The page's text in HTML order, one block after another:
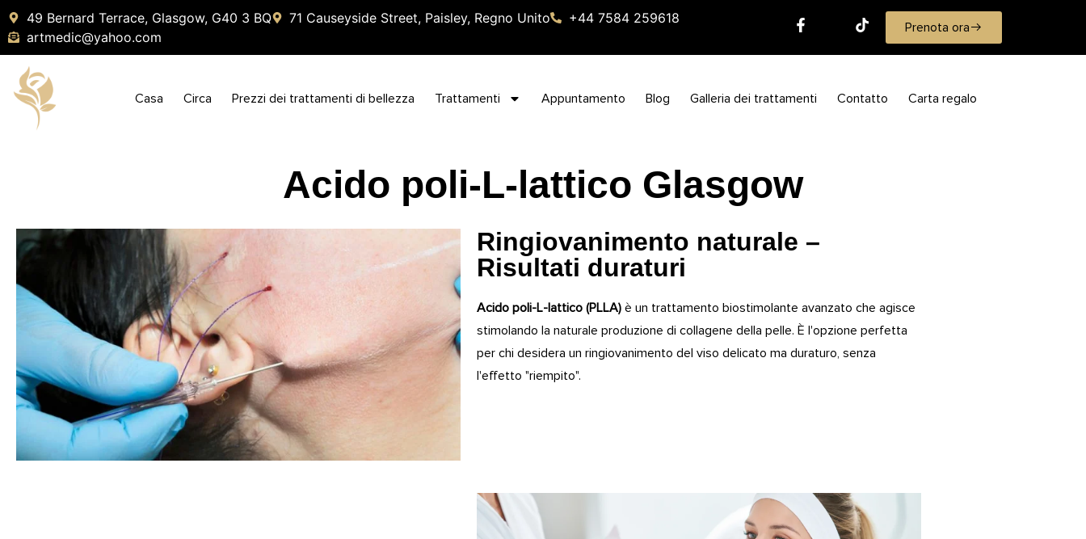
49 Bernard Terrace, Glasgow, G40 3 BQ 71 Causeyside Street, Paisley, Regno Unito
+44 7584 259618
artmedic@yahoo.com
Prenota ora
Casa Circa Prezzi dei trattamenti di bellezza Trattamenti Appuntamento Blog Galleria dei trattamenti Contatto Carta regalo
Acido poli-L-lattico Glasgow
Ringiovanimento naturale –
Risultati duraturi
Acido poli-L-lattico (PLLA) è un trattamento biostimolante avanzato che agisce
stimolando la naturale produzione di collagene della pelle. È l'opzione perfetta
per chi desidera un ringiovanimento del viso delicato ma duraturo, senza
l'effetto "riempito".